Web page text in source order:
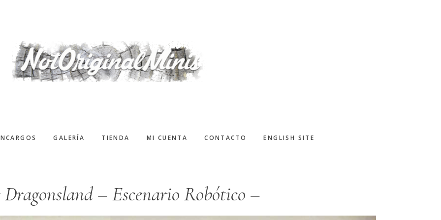
GALERÍA TIENDA MI CUENTA CONTACTO ENGLISH SITE
Dragonsland – Escenario Robótico –